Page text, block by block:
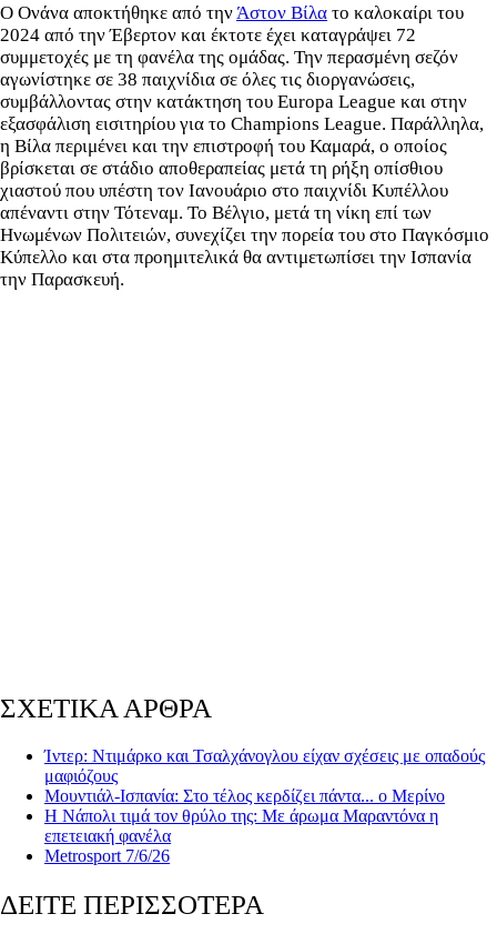
Ο Ονάνα αποκτήθηκε από τηνΆστον Βίλα το καλοκαίρι του
2024 από την Έβερτον και έκτοτε έχει καταγράψει 72
συμμετοχές με τη φανέλα της ομάδας. Την περασμένη σεζόν
αγωνίστηκε σε 38 παιχνίδια σε όλες τις διοργανώσεις,
συμβάλλοντας στην κατάκτηση του Europa League και στην
εξασφάλιση εισιτηρίου για το Champions League. Παράλληλα,
η Βίλα περιμένει και την επιστροφή του Καμαρά, ο οποίος
βρίσκεται σε στάδιο αποθεραπείας μετά τη ρήξη οπίσθιου
χιαστού που υπέστη τον Ιανουάριο στο παιχνίδι Κυπέλλου
απέναντι στην Τότεναμ. Το Βέλγιο, μετά τη νίκη επί των
Ηνωμένων Πολιτειών, συνεχίζει την πορεία του στο Παγκόσμιο
Κύπελλο και στα προημιτελικά θα αντιμετωπίσει την Ισπανία
την Παρασκευή.
ΣΧΕΤΙΚΑ ΑΡΘΡΑ
Ίντερ: Ντιμάρκο και Τσαλχάνογλου είχαν σχέσεις με οπαδούς
μαφιόζους
Μουντιάλ-Ισπανία: Στο τέλος κερδίζει πάντα... ο Μερίνο
Η Νάπολι τιμά τον θρύλο της: Με άρωμα Μαραντόνα η
επετειακή φανέλα
Metrosport 7/6/26
ΔΕΙΤΕ ΠΕΡΙΣΣΟΤΕΡΑ